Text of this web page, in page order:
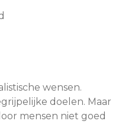
wensen.
doelen. Maar
mensen niet goed